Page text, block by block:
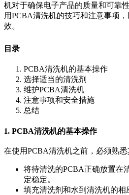
机对于确保电子产品的质量和可靠
用PCBA清洗机的技巧和注意事项
效。
目录
PCBA清洗机的基本操作
选择适当的清洗剂
维护PCBA清洗机
注意事项和安全措施
总结
1. PCBA清洗机的基本操作
在使用PCBA清洗机之前，必须熟悉
将待清洗的PCBA正确放置在
定稳定。
填充清洗剂和水到清洗机的